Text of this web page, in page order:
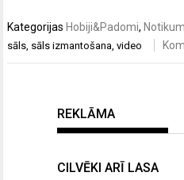
Kategorijas Hobiji&Padomi,
sāls, sāls izmantošana,video
REKLĀMA
CILVĒKI ARĪ LASA